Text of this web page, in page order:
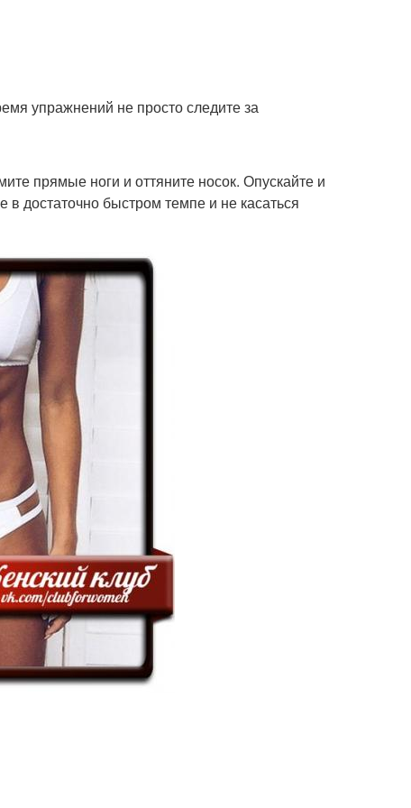
упражнений не просто следите за
прямые ноги и оттяните носок. Опускайте и
достаточно быстром темпе и не касаться